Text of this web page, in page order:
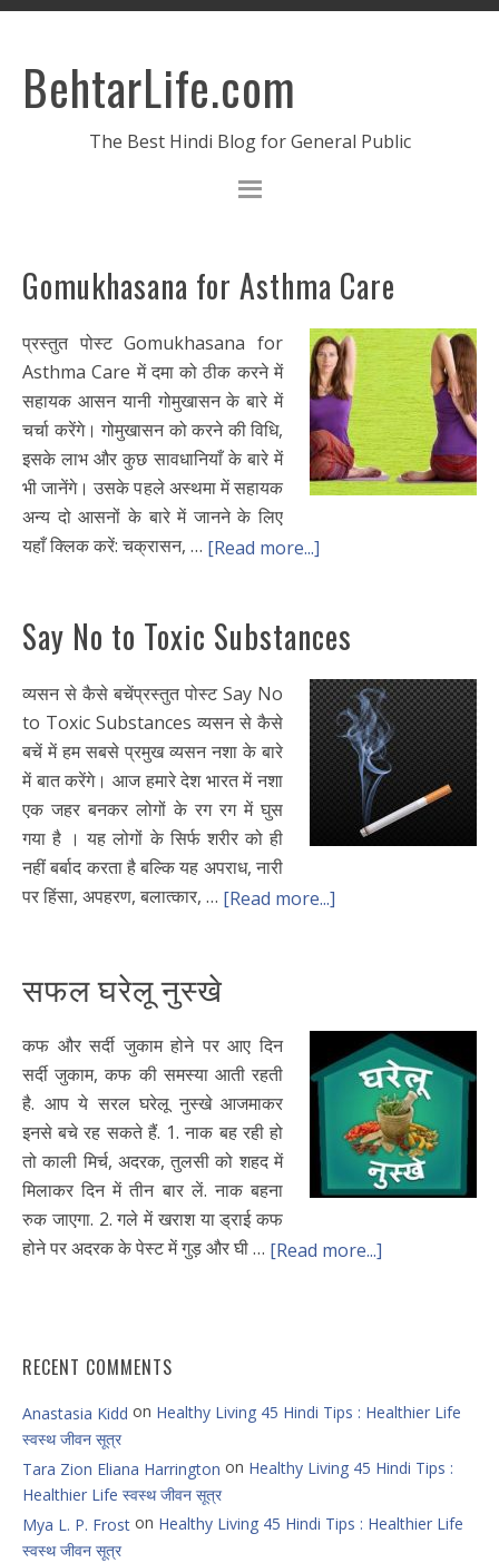
BehtarLife.com
The Best Hindi Blog for General Public
Gomukhasana for Asthma Care
प्रस्तुत पोस्ट Gomukhasana for
Asthma Care में दमा को ठीक करने में
सहायक आसन यानी गोमुखासन के बारे में
चर्चा करेंगे। गोमुखासन को करने की विधि,
इसके लाभ और कुछ सावधानियाँ के बारे में
भी जानेंगे। उसके पहले अस्थमा में सहायक
अन्य दो आसनों के बारे में जानने के लिए
यहाँ क्लिक करें: चक्रासन, … [Read more...]
Say No to Toxic Substances
व्यसन से कैसे बचेंप्रस्तुत पोस्ट Say No
to Toxic Substances व्यसन से कैसे
बचें में हम सबसे प्रमुख व्यसन नशा के बारे
में बात करेंगे। आज हमारे देश भारत में नशा
एक जहर बनकर लोगों के रग रग में घुस
गया है । यह लोगों के सिर्फ शरीर को ही
नहीं बर्बाद करता है बल्कि यह अपराध, नारी
पर हिंसा, अपहरण, बलात्कार, … [Read more...]
सफल घरेलू नुस्खे
कफ और सर्दी जुकाम होने पर आए दिन
सर्दी जुकाम, कफ की समस्या आती रहती
है. आप ये सरल घरेलू नुस्खे आजमाकर
इनसे बचे रह सकते हैं. 1. नाक बह रही हो
तो काली मिर्च, अदरक, तुलसी को शहद में
मिलाकर दिन में तीन बार लें. नाक बहना
रुक जाएगा. 2. गले में खराश या ड्राई कफ
होने पर अदरक के पेस्ट में गुड़ और घी … [Read more...]
RECENT COMMENTS
Anastasia Kidd on Healthy Living 45 Hindi Tips : Healthier Life
स्वस्थ जीवन सूत्र
Tara Zion Eliana Harrington on Healthy Living 45 Hindi Tips :
Healthier Life स्वस्थ जीवन सूत्र
Mya L. P. Frost on Healthy Living 45 Hindi Tips : Healthier Life
स्वस्थ जीवन सूत्र